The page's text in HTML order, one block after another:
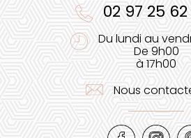
02 97 25 62
Du lundi au
De 9h00
à 17h00
Nous